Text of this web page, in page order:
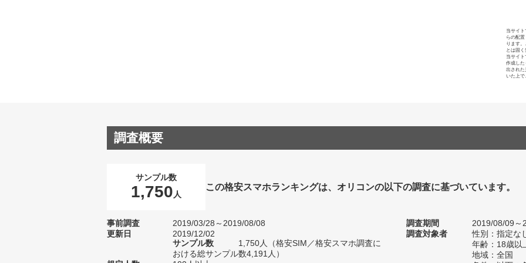
当サイ
らの配
ります
とは固
当サイ
作成した
出された
いた上で
調査概要
サンプル数
1,750 人
この格安スマホランキングは、オリコンの以下の調査に基づいています。
事前調査
2019/03/28～2019/08/08
更新日
2019/12/02
サンプル数
1,750人（格安SIM／格安スマホ調査に
おける総サンプル数4,191人）
調査期間
2019/08/09～
調査対象者
性別：指定な
年齢：18歳以
地域：全国